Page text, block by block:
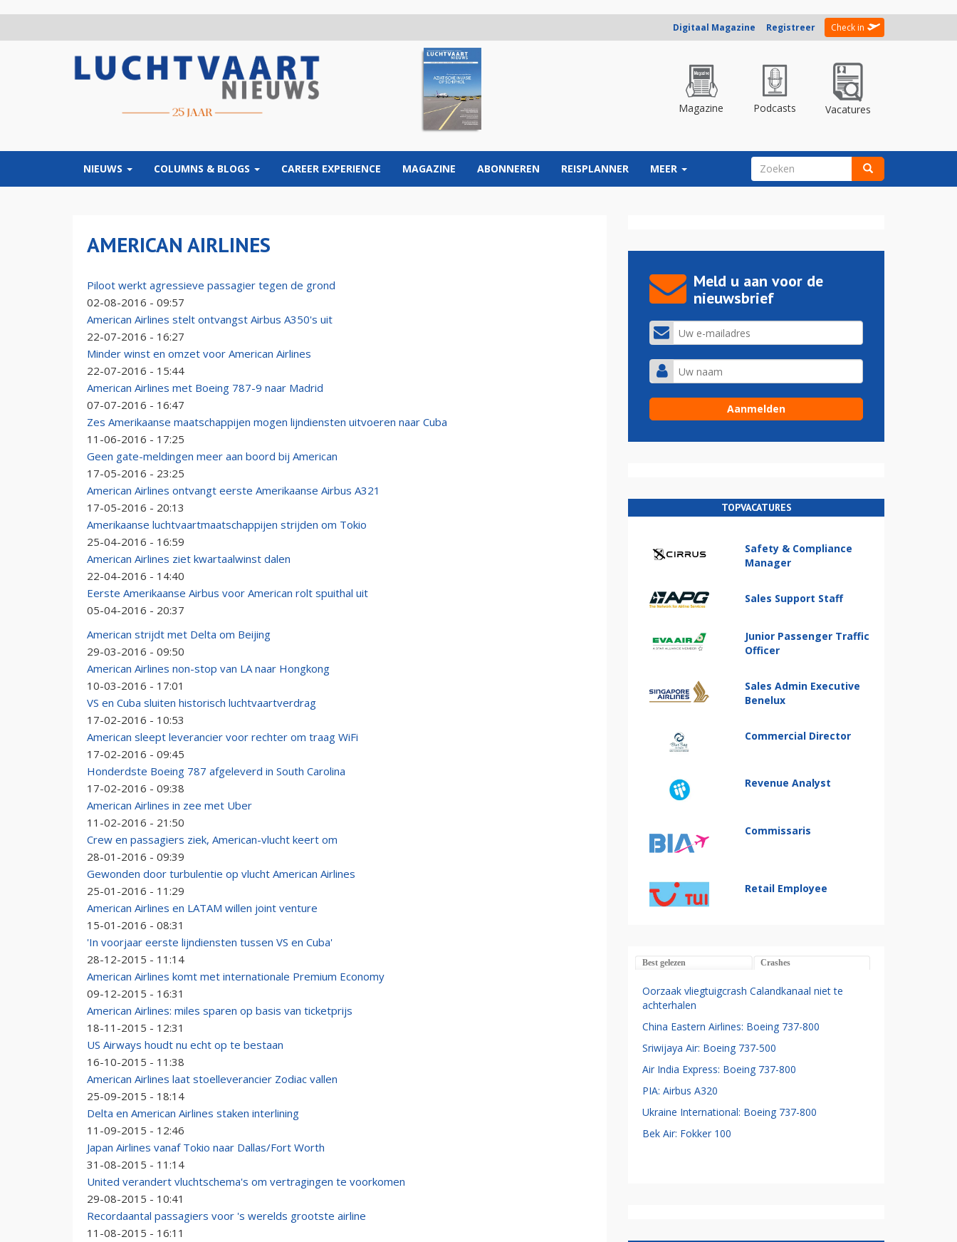
Digitaal Magazine Registreer Check in
Magazine Podcasts Vacatures
NIEUWS COLUMNS & BLOGS CAREER EXPERIENCE MAGAZINE ABONNEREN REISPLANNER MEER ZOEKVELD
AMERICAN AIRLINES
Piloot werkt agressieve passagier tegen de grond
02-08-2016 - 09:57
American Airlines stelt ontvangst Airbus A350's uit
22-07-2016 - 16:27
Minder winst en omzet voor American Airlines
22-07-2016 - 15:44
American Airlines met Boeing 787-9 naar Madrid
07-07-2016 - 16:47
Zes Amerikaanse maatschappijen mogen lijndiensten uitvoeren naar Cuba
11-06-2016 - 17:25
Geen gate-meldingen meer aan boord bij American
17-05-2016 - 23:25
American Airlines ontvangt eerste Amerikaanse Airbus A321
17-05-2016 - 20:13
Amerikaanse luchtvaartmaatschappijen strijden om Tokio
25-04-2016 - 16:59
American Airlines ziet kwartaalwinst dalen
22-04-2016 - 14:40
Eerste Amerikaanse Airbus voor American rolt spuithal uit
05-04-2016 - 20:37
American strijdt met Delta om Beijing
29-03-2016 - 09:50
American Airlines non-stop van LA naar Hongkong
10-03-2016 - 17:01
VS en Cuba sluiten historisch luchtvaartverdrag
17-02-2016 - 10:53
American sleept leverancier voor rechter om traag WiFi
17-02-2016 - 09:45
Honderdste Boeing 787 afgeleverd in South Carolina
17-02-2016 - 09:38
American Airlines in zee met Uber
11-02-2016 - 21:50
Crew en passagiers ziek, American-vlucht keert om
28-01-2016 - 09:39
Gewonden door turbulentie op vlucht American Airlines
25-01-2016 - 11:29
American Airlines en LATAM willen joint venture
15-01-2016 - 08:31
'In voorjaar eerste lijndiensten tussen VS en Cuba'
28-12-2015 - 11:14
American Airlines komt met internationale Premium Economy
09-12-2015 - 16:31
American Airlines: miles sparen op basis van ticketprijs
18-11-2015 - 12:31
US Airways houdt nu echt op te bestaan
16-10-2015 - 11:38
American Airlines laat stoelleverancier Zodiac vallen
25-09-2015 - 18:14
Delta en American Airlines staken interlining
11-09-2015 - 12:46
Japan Airlines vanaf Tokio naar Dallas/Fort Worth
31-08-2015 - 11:14
United verandert vluchtschema's om vertragingen te voorkomen
29-08-2015 - 10:41
Recordaantal passagiers voor 's werelds grootste airline
11-08-2015 - 16:11
Meld u aan voor de
nieuwsbrief
TOPVACATURES
Safety & Compliance
Manager
Sales Support Staff
Junior Passenger Traffic
Officer
Sales Admin Executive
Benelux
Commercial Director
Revenue Analyst
Commissaris
Retail Employee
Best gelezen Crashes
Oorzaak vliegtuigcrash Calandkanaal niet te
achterhalen
China Eastern Airlines: Boeing 737-800
Sriwijaya Air: Boeing 737-500
Air India Express: Boeing 737-800
PIA: Airbus A320
Ukraine International: Boeing 737-800
Bek Air: Fokker 100